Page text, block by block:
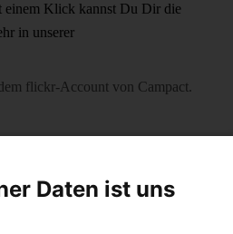
Klick kannst Du Dir die
in unserer
flickr-Account von Campact.
Daten ist uns